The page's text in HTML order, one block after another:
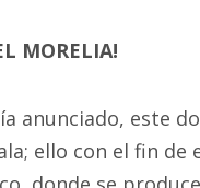
MORELIA!
anunciado, este
ello con el fin de